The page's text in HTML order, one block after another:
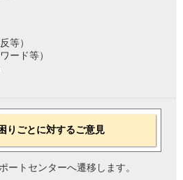
等）
ード等）
りごとに対するご意見
ートセンターへ遷移します。